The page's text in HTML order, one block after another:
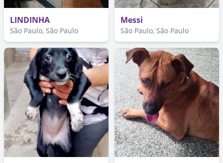
LINDINHA
São Paulo, São Paulo
Messi
São Paulo, São Paulo